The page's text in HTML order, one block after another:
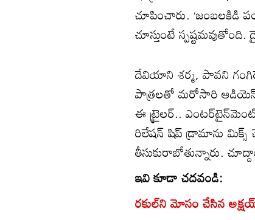
చూపించారు. ‘జంబలకిడి
చూస్తుంటే
దేవియాని శర్మ, పావని
పాత్రలతో మరోసారి
ఈ ట్రైలర్..
రిలేషన్ షిప్ డ్రామాను మిక్స్
తీసుకురాబోతున్నారు.
ఇవి కూడా చదవండి:
రకుల్‌ని మోసం చేసిన